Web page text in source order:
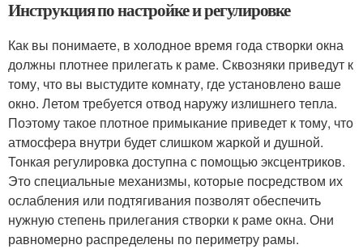
Инструкция по настройке и регулировке
Как вы понимаете, в холодное время года створки окна
должны плотнее прилегать к раме. Сквозняки приведут к
тому, что вы выстудите комнату, где установлено ваше
окно. Летом требуется отвод наружу излишнего тепла.
Поэтому такое плотное примыкание приведет к тому, что
атмосфера внутри будет слишком жаркой и душной.
Тонкая регулировка доступна с помощью эксцентриков.
Это специальные механизмы, которые посредством их
ослабления или подтягивания позволят обеспечить
нужную степень прилегания створки к раме окна. Они
равномерно распределены по периметру рамы.